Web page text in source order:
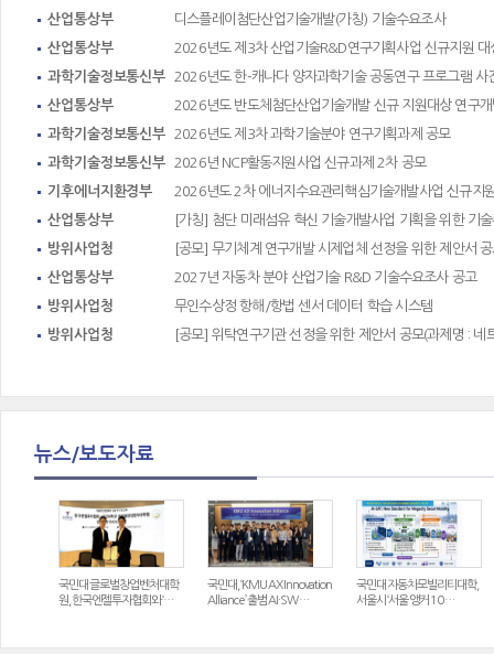
산업통상부
디스플레이첨단산업기술개발(가칭) 기술수요조사
산업통상부
2026년도 제3차 산업기술R&D연구기획사업 신규지원
과학기술정보통신부
2026년도 한-캐나다 양자과학기술 공동연구 프로그램 사
산업통상부
2026년도 반도체첨단산업기술개발 신규 지원대상 연구
과학기술정보통신부
2026년도 제3차 과학기술분야 연구기획과제 공모
과학기술정보통신부
2026년 NCP활동지원사업 신규과제 2차 공모
기후에너지환경부
2026년도 2차 에너지수요관리핵심기술개발사업 신규지
산업통상부
[가칭] 첨단 미래섬유 혁신 기술개발사업 기획을 위한 기
방위사업청
[공모] 무기체계 연구개발 시제업체 선정을 위한 제안서
산업통상부
2027년 자동차 분야 산업기술 R&D 기술수요조사 공고
방위사업청
무인수상정 항해/항법 센서 데이터 학습 시스템
방위사업청
[공모] 위탁연구기관 선정을 위한 제안서 공모(과제명 : 네
뉴스/보도자료
국민대 글로벌창업벤처대학
원, 한국엔젤투자협회와 ‘…
국민대, ‘KMU AX Innovation
Alliance’ 출범 AI·SW …
국민대 자동차모빌리티대학,
서울시 ‘서울 앵커 10 …